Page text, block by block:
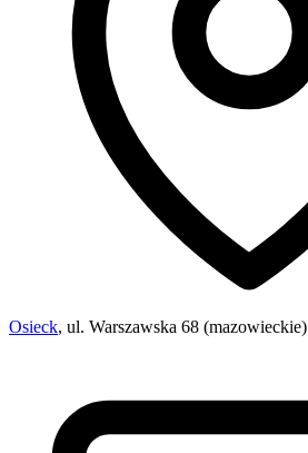
Osieck, ul. Warszawska 68 (mazowieckie)